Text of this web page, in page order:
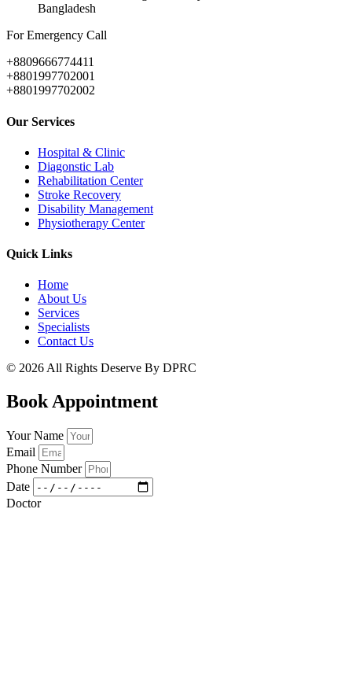
Bangladesh
For Emergency Call
+8809666774411
+8801997702001
+8801997702002
Our Services
Hospital & Clinic
Diagonstic Lab
Rehabilitation Center
Stroke Recovery
Disability Management
Physiotherapy Center
Quick Links
Home
About Us
Services
Specialists
Contact Us
© 2026 All Rights Deserve By DPRC
Book Appointment
Your Name
Email
Phone Number
Date
Doctor